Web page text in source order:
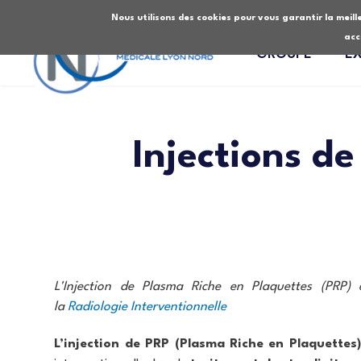
Nous utilisons des cookies pour vous garantir la
GROUPE
Injections de
L'Injection de Plasma Riche en Plaquettes
la Radiologie Interventionnelle
L’injection de PRP (Plasma Riche en Plaquettes)